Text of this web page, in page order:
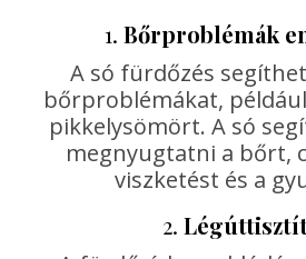
1. Bőrproblémák
A só fürdőzés
bőrproblémákat,
pikkelysömört. A só
megnyugtatni a bőrt,
viszketést és a
2.